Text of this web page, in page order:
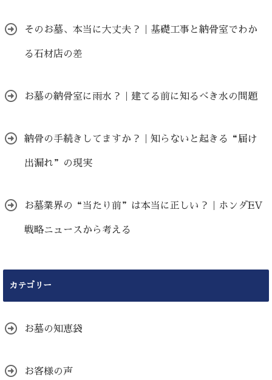
そのお墓、本当に大丈夫？｜基礎工事と納骨室でわか
る石材店の差
お墓の納骨室に雨水？｜建てる前に知るべき水の問題
納骨の手続きしてますか？｜知らないと起きる“届け
出漏れ”の現実
お墓業界の“当たり前”は本当に正しい？｜ホンダEV
戦略ニュースから考える
カテゴリー
お墓の知恵袋
お客様の声